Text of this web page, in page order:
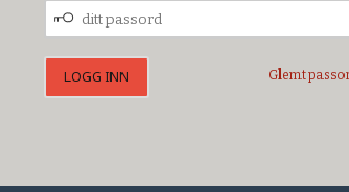
DITT
PASSORD
Glemt